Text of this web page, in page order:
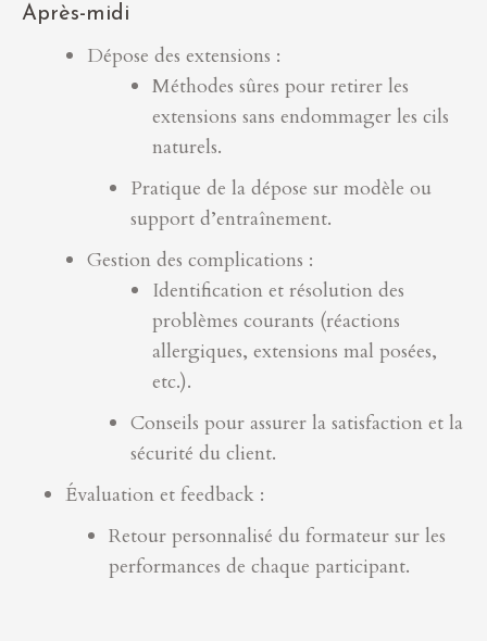
Après-midi
Dépose des extensions :
Méthodes sûres pour retirer les
extensions sans endommager les cils
naturels.
Pratique de la dépose sur modèle ou
support d’entraînement.
Gestion des complications :
Identification et résolution des
problèmes courants (réactions
allergiques, extensions mal posées,
etc.).
Conseils pour assurer la satisfaction et la
sécurité du client.
Évaluation et feedback :
Retour personnalisé du formateur sur les
performances de chaque participant.